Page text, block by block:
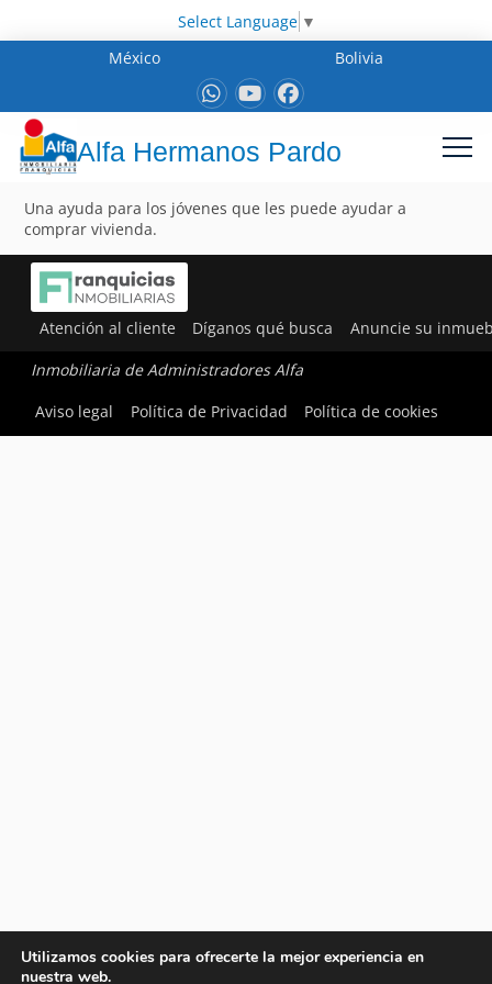
Select Language ▼
México
Bolivia
Alfa Hermanos Pardo
Una ayuda para los jóvenes que les puede ayudar a
comprar vivienda.
Atención al cliente Díganos qué busca Anuncie su
Inmobiliaria de Administradores Alfa
Aviso legal
Política de Privacidad Política de cookies
Utilizamos cookies para ofrecerte la mejor experiencia en
nuestra web.